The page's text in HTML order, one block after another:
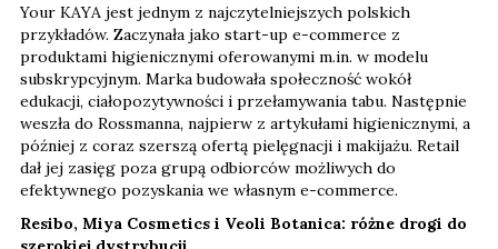
Your KAYA jest jednym z najczytelniejszych polskich
przykładów. Zaczynała jako start-up e-commerce z
produktami higienicznymi oferowanymi m.in. w modelu
subskrypcyjnym. Marka budowała społeczność wokół
edukacji, ciałopozytywności i przełamywania tabu. Następnie
weszła do Rossmanna, najpierw z artykułami higienicznymi, a
później z coraz szerszą ofertą pielęgnacji i makijażu. Retail
dał jej zasięg poza grupą odbiorców możliwych do
efektywnego pozyskania we własnym e-commerce.
Resibo, Miya Cosmetics i Veoli Botanica: różne drogi do